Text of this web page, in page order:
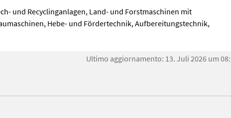
und Recyclinganlagen, Land- und Forstmaschinen mit
Hebe- und Fördertechnik, Aufbereitungstechnik,
Ultimo aggiornamento: 13. Juli 2026 um